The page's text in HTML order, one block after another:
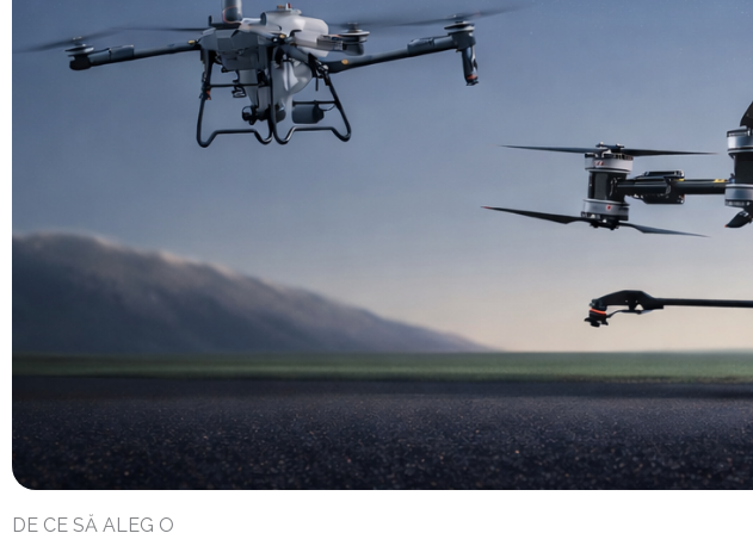
DE CE SĂ ALEG O